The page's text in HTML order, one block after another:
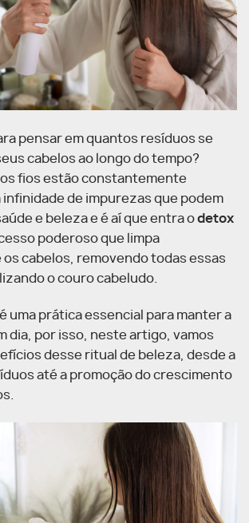
pensar em quantos resíduos se
cabelos ao longo do tempo?
fios estão constantemente
infinidade de impurezas que podem
e beleza e é aí que entra odetox
poderoso que limpa
cabelos, removendo todas essas
o couro cabeludo.
uma prática essencial para manter a
dia, por isso, neste artigo, vamos
desse ritual de beleza, desde a
até a promoção do crescimento